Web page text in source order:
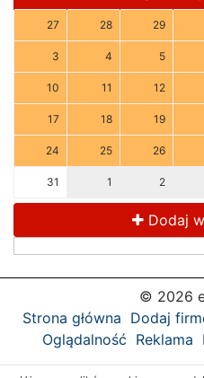
27 28 29
3 4 5
10 11 12
17 18 19
24 25 26
31 1 2
Dodaj
© 2026
Strona główna Dodaj
Oglądalność Reklama